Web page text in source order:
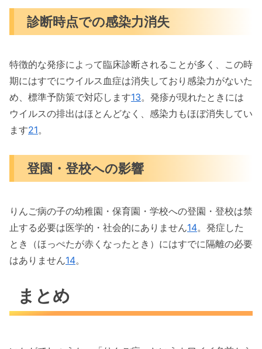
診断時点での感染力消失
特徴的な発疹によって臨床診断されることが多く、この時
期にはすでにウイルス血症は消失しており感染力がないた
め、標準予防策で対応します13。発疹が現れたときには
ウイルスの排出はほとんどなく、感染力もほぼ消失してい
ます21。
登園・登校への影響
りんご病の子の幼稚園・保育園・学校への登園・登校は禁
止する必要は医学的・社会的にありません14。発症した
とき（ほっぺたが赤くなったとき）にはすでに隔離の必要
はありません14。
まとめ